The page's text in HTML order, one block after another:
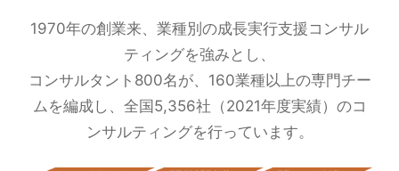
1970年の創業来、業種別の成長実行支援コンサル
ティングを強みとし、
コンサルタント800名が、160業種以上の専門チー
ムを編成し、全国5,356社（2021年度実績）のコ
ンサルティングを行っています。